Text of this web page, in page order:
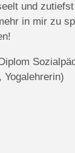
und
in mir zu
Yogalehrerin)